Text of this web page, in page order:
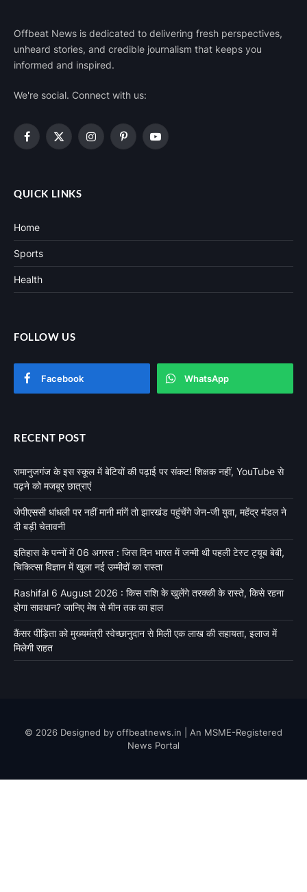
Offbeat News is dedicated to delivering fresh perspectives,
unheard stories, and credible journalism that keeps you
informed and inspired.
We're social. Connect with us:
Facebook
X
InstagramPinterestYouTube
QUICK LINKS
Home
Sports
Health
FOLLOW US
Facebook WhatsApp
RECENT POST
रामानुजगंज के इस स्कूल में बेटियों की पढ़ाई पर संकट! शिक्षक नहीं, YouTube से
पढ़ने को मजबूर छात्राएं
जेपीएससी धांधली पर नहीं मानी मांगें तो झारखंड पहुंचेंगे जेन-जी युवा, महेंद्र मंडल ने
दी बड़ी चेतावनी
इतिहास के पन्नों में 06 अगस्त : जिस दिन भारत में जन्मी थी पहली टेस्ट ट्यूब बेबी,
चिकित्सा विज्ञान में खुला नई उम्मीदों का रास्ता
Rashifal 6 August 2026 : किस राशि के खुलेंगे तरक्की के रास्ते, किसे रहना
होगा सावधान? जानिए मेष से मीन तक का हाल
कैंसर पीड़िता को मुख्यमंत्री स्वेच्छानुदान से मिली एक लाख की सहायता, इलाज में
मिलेगी राहत
© 2026 Designed by offbeatnews.in | An MSME-Registered
News Portal